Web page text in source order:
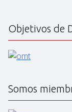
Objetivos de
Somos